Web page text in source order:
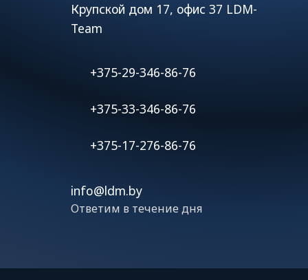
Крупской дом 17, офис 37 LDM-
Team
+375-29-346-86-76
+375-33-346-86-76
+375-17-276-86-76
info@ldm.by
Ответим в течение дня